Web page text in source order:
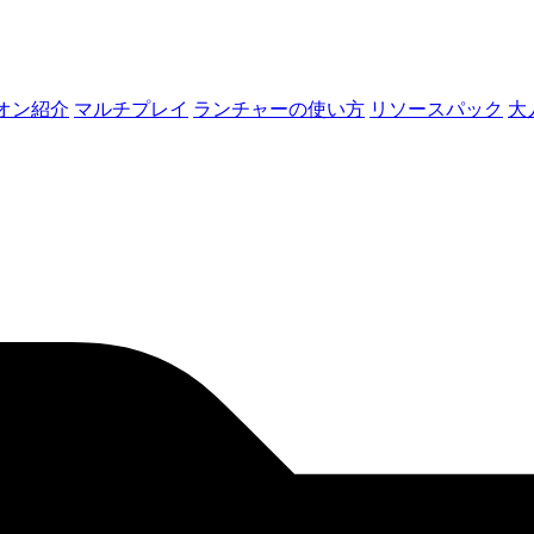
ン紹介 マルチプレイ ランチャーの使い方 リソースパック 大